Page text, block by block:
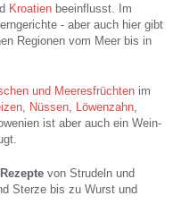
Kroatien beeinflusst. Im
- aber auch hier gibt
Regionen vom Meer bis in
und Meeresfrüchten im
Nüssen Löwenzahn
ist aber auch ein Wein-
von Strudeln und
Sterze bis zu Wurst und